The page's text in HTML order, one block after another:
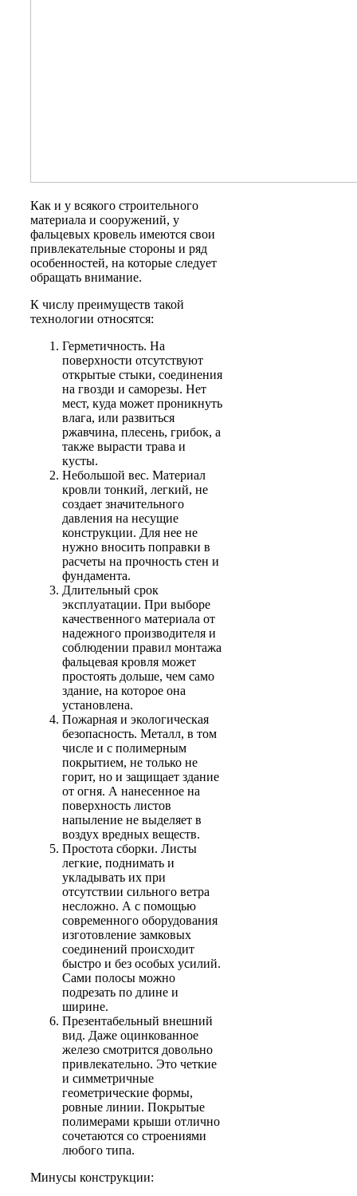
Как и у всякого строительного
материала и сооружений, у
фальцевых кровель имеются свои
привлекательные стороны и ряд
особенностей, на которые следует
обращать внимание.
К числу преимуществ такой
технологии относятся:
Герметичность. На
поверхности отсутствуют
открытые стыки, соединения
на гвозди и саморезы. Нет
мест, куда может проникнуть
влага, или развиться
ржавчина, плесень, грибок, а
также вырасти трава и
кусты.
Небольшой вес. Материал
кровли тонкий, легкий, не
создает значительного
давления на несущие
конструкции. Для нее не
нужно вносить поправки в
расчеты на прочность стен и
фундамента.
Длительный срок
эксплуатации. При выборе
качественного материала от
надежного производителя и
соблюдении правил монтажа
фальцевая кровля может
простоять дольше, чем само
здание, на которое она
установлена.
Пожарная и экологическая
безопасность. Металл, в том
числе и с полимерным
покрытием, не только не
горит, но и защищает здание
от огня. А нанесенное на
поверхность листов
напыление не выделяет в
воздух вредных веществ.
Простота сборки. Листы
легкие, поднимать и
укладывать их при
отсутствии сильного ветра
несложно. А с помощью
современного оборудования
изготовление замковых
соединений происходит
быстро и без особых усилий.
Сами полосы можно
подрезать по длине и
ширине.
Презентабельный внешний
вид. Даже оцинкованное
железо смотрится довольно
привлекательно. Это четкие
и симметричные
геометрические формы,
ровные линии. Покрытые
полимерами крыши отлично
сочетаются со строениями
любого типа.
Минусы конструкции: